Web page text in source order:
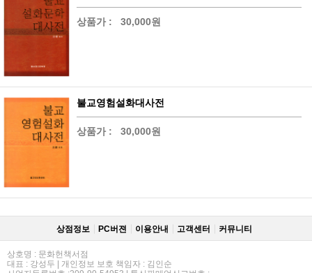
상품가 : 30,000원
불교영험설화대사전
상품가 : 30,000원
상점정보 PC버젼 이용안내 고객센터 커뮤니티
상호명 : 문화헌책서점
대표 : 강성두 | 개인정보 보호 책임자 : 김인순